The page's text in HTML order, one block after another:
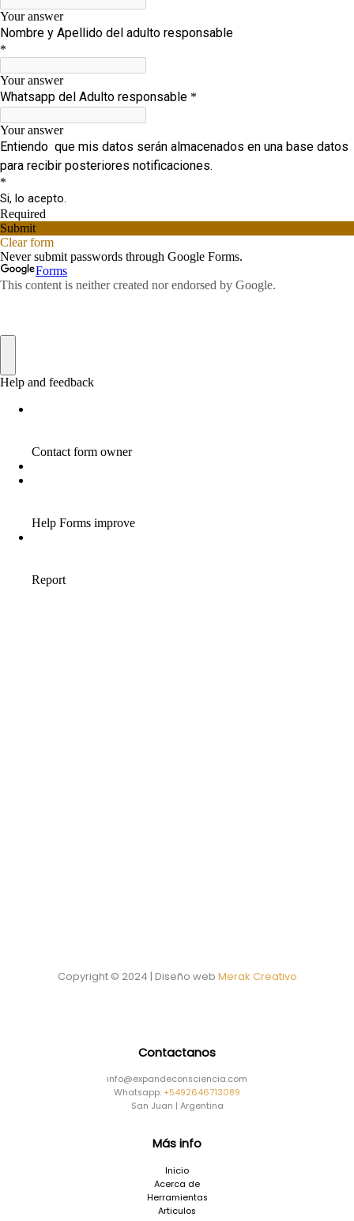
Copyright © 2024 | Diseño web Merak Creativo
Contactanos
info@expandeconsciencia.com
Whatsapp: +5492646713089
San Juan | Argentina
Más info
Inicio
Acerca de
Herramientas
Articulos